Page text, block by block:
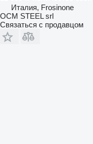
Италия, Frosinone
OCM STEEL srl
Связаться с продавцом